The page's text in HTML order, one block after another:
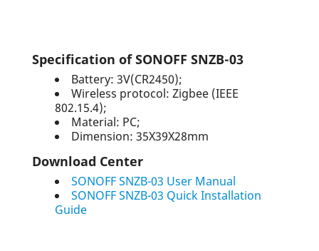
Specification of SONOFF SNZB-03
Battery: 3V(CR2450);
Wireless protocol: Zigbee (IEEE
802.15.4);
Material: PC;
Dimension: 35X39X28mm
Download Center
SONOFF SNZB-03 User Manual
SONOFF SNZB-03 Quick Installation
Guide